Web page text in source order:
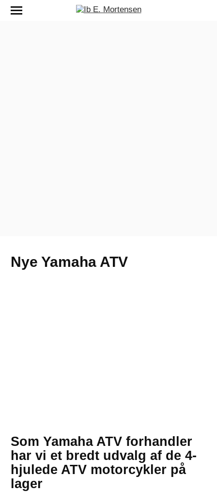
Nye Yamaha ATV
Som Yamaha ATV forhandler
har vi et bredt udvalg af de 4-
hjulede ATV motorcykler på
lager